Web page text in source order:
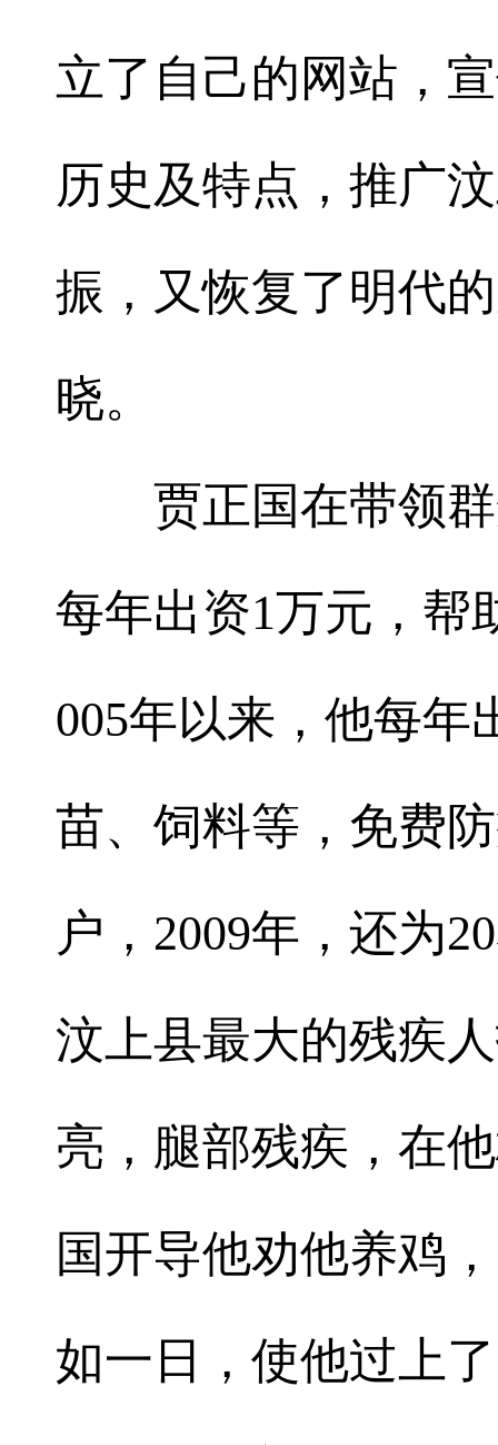
立了自己的网站，
历史及特点，推广
振，又恢复了明代
晓。
贾正国在带领群
每年出资1万元，帮
005年以来，他每年
苗、饲料等，免费
户，2009年，还为
汶上县最大的残疾
亮，腿部残疾，在
国开导他劝他养鸡
如一日，使他过上